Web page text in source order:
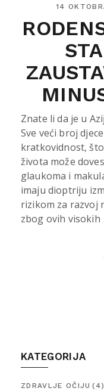
14
Znate li da je u
Sve veći broj
kratkovidnost,
života može
glaukoma i
imaju dioptriju
rizikom za razvoj
zbog ovih visokih
KATEGORIJA
ZDRAVLJE OČIJU (4)